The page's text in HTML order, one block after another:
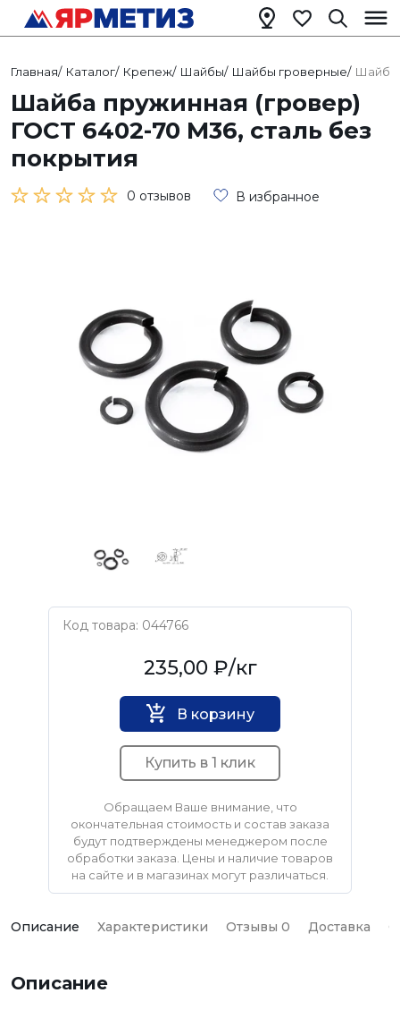
Главная/ Каталог/ Крепеж/ Шайбы/ Шайбы гроверные/ Шайба
Шайба пружинная (гровер)
ГОСТ 6402-70 М36, сталь без
покрытия
0 отзывов В избранное
Код товара: 044766
Нет бренда235,00 ₽/кг
В корзину
Купить в 1 клик
Обращаем Ваше внимание, что
окончательная стоимость и состав заказа
будут подтверждены менеджером после
обработки заказа. Цены и наличие товаров
на сайте и в магазинах могут различаться.
Описание Характеристики Отзывы 0 Доставка
Описание